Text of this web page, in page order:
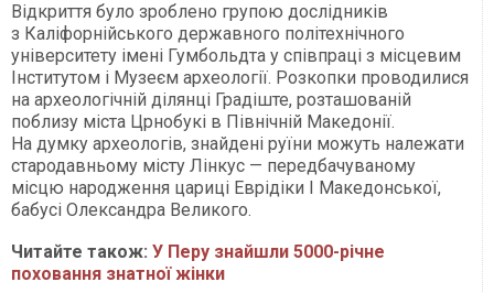
Відкриття було зроблено групою дослідників
з Каліфорнійського державного політехнічного
університету імені Гумбольдта у співпраці з місцевим
Інститутом і Музеєм археології. Розкопки проводилися
на археологічній ділянці Градіште, розташованій
поблизу міста Црнобукі в Північній Македонії.
На думку археологів, знайдені руїни можуть належати
стародавньому місту Лінкус — передбачуваному
місцю народження цариці Еврідіки I Македонської,
бабусі Олександра Великого.
Читайте також: У Перу знайшли 5000-річне
поховання знатної жінки